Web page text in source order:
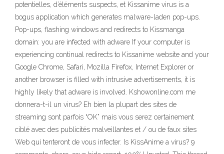
potentielles, d’éléments suspects, et Kissanime virus is a
bogus application which generates malware-laden pop-ups.
Pop-ups, flashing windows and redirects to Kissmanga
domain: you are infected with adware If your computer is
experiencing continual redirects to Kissanime website and your
Google Chrome, Safari, Mozilla Firefox, Internet Explorer or
another browser is filled with intrusive advertisements, it is
highly likely that adware is involved. Kshowonline.com me
donnera-t-il un virus? Eh bien la plupart des sites de
streaming sont parfois “OK” mais vous serez certainement
ciblé avec des publicités malveillantes et / ou de faux sites
Web qui tenteront de vous infecter. Is KissAnime a virus? 9